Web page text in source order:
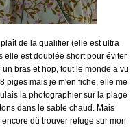
de la qualifier (elle est ultra
elle est doublée short pour éviter
bras et hop, tout le monde a vu
piges mais je m'en fiche, elle me
la photographier sur la plage
dans le sable chaud. Mais
dû trouver refuge sur mon